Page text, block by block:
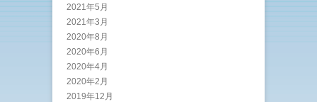
2021年5月
2021年3月
2020年8月
2020年6月
2020年4月
2020年2月
2019年12月